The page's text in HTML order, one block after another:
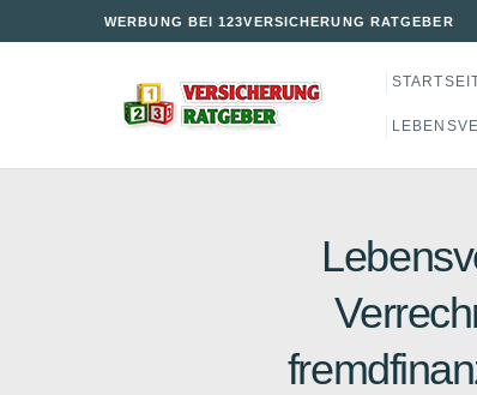
WERBUNG BEI 123VERSICHERUNG RATGEBER